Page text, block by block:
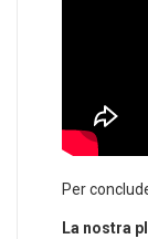
Per
La nostra